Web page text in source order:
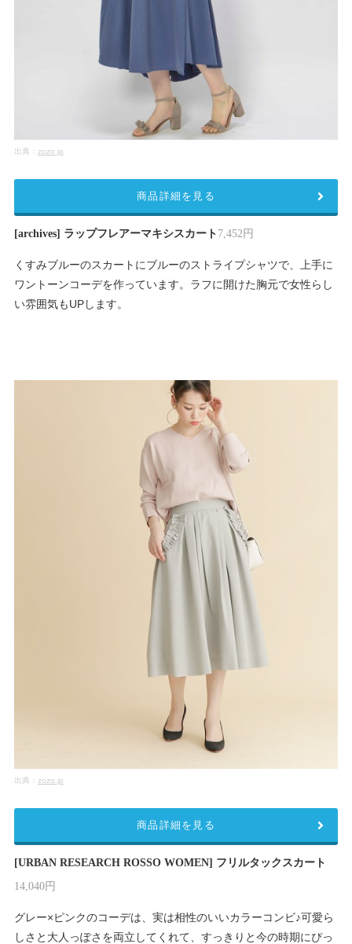
出典： zozo.jp
[archives] ラップフレアーマキシスカート 7,452円
くすみブルーのスカートにブルーのストライプシャツで、上手に
ワントーンコーデを作っています。ラフに開けた胸元で女性らし
い雰囲気もUPします。
商品詳細を見る
出典： zozo.jp
[URBAN RESEARCH ROSSO WOMEN] フリルタックスカート
14,040円
グレー×ピンクのコーデは、実は相性のいいカラーコンビ♪可愛ら
しさと大人っぽさを両立してくれて、すっきりと今の時期にぴっ
商品詳細を見る